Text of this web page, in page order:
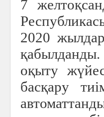
7
2020
оқыту
басқару